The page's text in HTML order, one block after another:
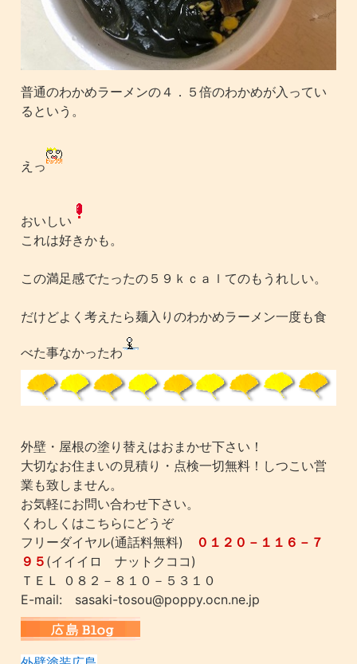
普通のわかめラーメンの４．５倍のわかめが入ってい
るという。
えっ
おいしい
これは好きかも。
この満足感でたったの５９ｋｃａｌてのもうれしい。
だけどよく考えたら麺入りのわかめラーメン一度も食
べた事なかったわ
外壁・屋根の塗り替えはおまかせ下さい！
大切なお住まいの見積り・点検一切無料！しつこい営
業も致しません。
お気軽にお問い合わせ下さい。
くわしくはこちらにどうぞ
フリーダイヤル(通話料無料)
０１２０－１１６－７
９５ (イイイロ ナットクココ)
ＴＥＬ ０８２－８１０－５３１０
E-mail: sasaki-tosou@poppy.ocn.ne.jp